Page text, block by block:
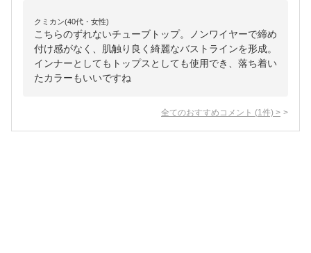
クミカン(40代・女性)
こちらのずれないチューブトップ。ノンワイヤーで締め
付け感がなく、肌触り良く綺麗なバストラインを形成。
インナーとしてもトップスとしても使用でき、落ち着い
たカラーもいいですね
全てのおすすめコメント (1 件) >